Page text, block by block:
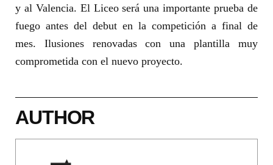
y al Valencia. El Liceo será una importante prueba de
fuego antes del debut en la competición a final de
mes. Ilusiones renovadas con una plantilla muy
comprometida con el nuevo proyecto.
AUTHOR